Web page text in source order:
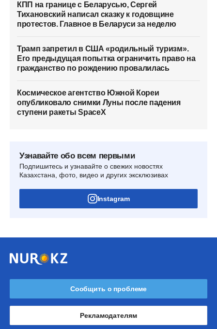
КПП на границе с Беларусью, Сергей
Тихановский написал сказку к годовщине
протестов. Главное в Беларуси за неделю
Трамп запретил в США «родильный туризм».
Его предыдущая попытка ограничить право на
гражданство по рождению провалилась
Космическое агентство Южной Кореи
опубликовало снимки Луны после падения
ступени ракеты SpaceX
Узнавайте обо всем первыми
Подпишитесь и узнавайте о свежих новостях
Казахстана, фото, видео и других эксклюзивах
Instagram
Сообщить о проблеме
Рекламодателям